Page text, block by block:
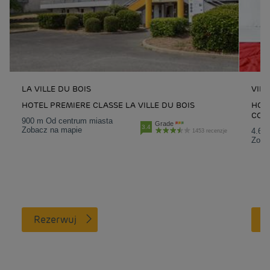
LA VILLE DU BOIS
HOTEL PREMIERE CLASSE LA VILLE DU BOIS
900 m Od centrum miasta
Zobacz na mapie
3.4 Grade
1453 recenzje
Rezerwuj
4.6